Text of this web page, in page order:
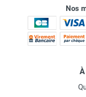
Nos